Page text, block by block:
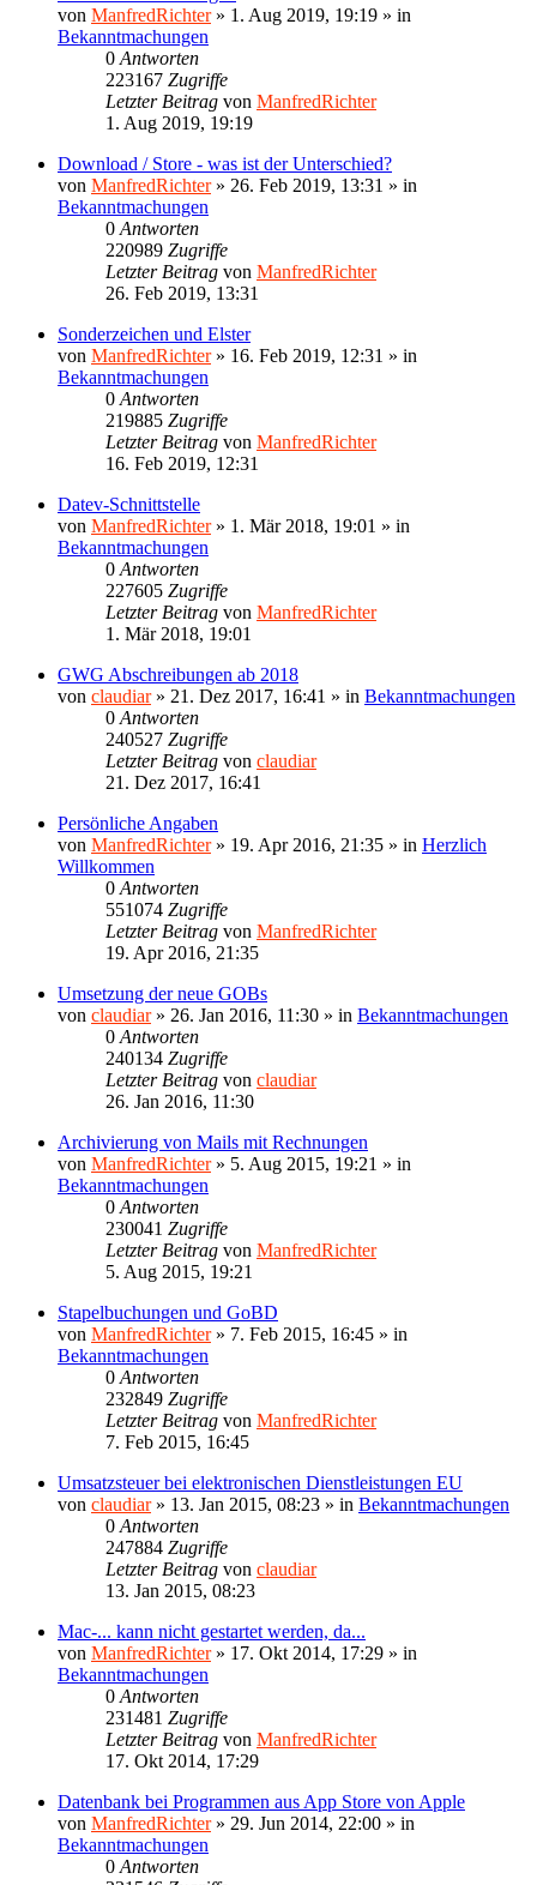
von ManfredRichter» 1. Aug 2019, 19:19 » in
Bekanntmachungen
0 Antworten
223167 Zugriffe
Letzter Beitrag von ManfredRichter
1. Aug 2019, 19:19
Download / Store - was ist der Unterschied?
von ManfredRichter» 26. Feb 2019, 13:31 » in
Bekanntmachungen
0 Antworten
220989 Zugriffe
Letzter Beitrag von ManfredRichter
26. Feb 2019, 13:31
Sonderzeichen und Elster
von ManfredRichter» 16. Feb 2019, 12:31 » in
Bekanntmachungen
0 Antworten
219885 Zugriffe
Letzter Beitrag von ManfredRichter
16. Feb 2019, 12:31
Datev-Schnittstelle
von ManfredRichter» 1. Mär 2018, 19:01 » in
Bekanntmachungen
0 Antworten
227605 Zugriffe
Letzter Beitrag von ManfredRichter
1. Mär 2018, 19:01
GWG Abschreibungen ab 2018
von claudiar» 21. Dez 2017, 16:41 » in Bekanntmachungen
0 Antworten
240527 Zugriffe
Letzter Beitrag von claudiar
21. Dez 2017, 16:41
Persönliche Angaben
von ManfredRichter» 19. Apr 2016, 21:35 » in Herzlich
Willkommen
0 Antworten
551074 Zugriffe
Letzter Beitrag von ManfredRichter
19. Apr 2016, 21:35
Umsetzung der neue GOBs
von claudiar» 26. Jan 2016, 11:30 » in Bekanntmachungen
0 Antworten
240134 Zugriffe
Letzter Beitrag von claudiar
26. Jan 2016, 11:30
Archivierung von Mails mit Rechnungen
von ManfredRichter» 5. Aug 2015, 19:21 » in
Bekanntmachungen
0 Antworten
230041 Zugriffe
Letzter Beitrag von ManfredRichter
5. Aug 2015, 19:21
Stapelbuchungen und GoBD
von ManfredRichter» 7. Feb 2015, 16:45 » in
Bekanntmachungen
0 Antworten
232849 Zugriffe
Letzter Beitrag von ManfredRichter
7. Feb 2015, 16:45
Umsatzsteuer bei elektronischen Dienstleistungen EU
von claudiar» 13. Jan 2015, 08:23 » in Bekanntmachungen
0 Antworten
247884 Zugriffe
Letzter Beitrag von claudiar
13. Jan 2015, 08:23
Mac-... kann nicht gestartet werden, da...
von ManfredRichter» 17. Okt 2014, 17:29 » in
Bekanntmachungen
0 Antworten
231481 Zugriffe
Letzter Beitrag von ManfredRichter
17. Okt 2014, 17:29
Datenbank bei Programmen aus App Store von Apple
von ManfredRichter» 29. Jun 2014, 22:00 » in
Bekanntmachungen
0 Antworten